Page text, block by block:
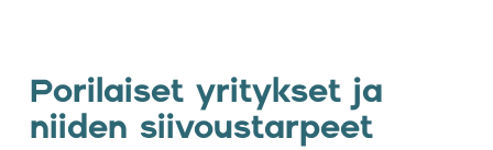
Porilaiset yritykset ja
niiden siivoustarpeet